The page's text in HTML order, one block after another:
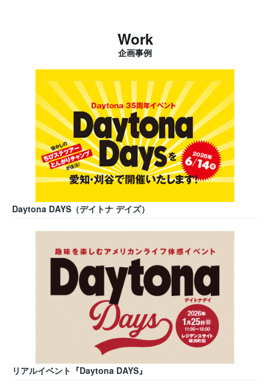
Work
企画事例
Daytona DAYS（デイトナ デイズ）
リアルイベント『Daytona DAYS』